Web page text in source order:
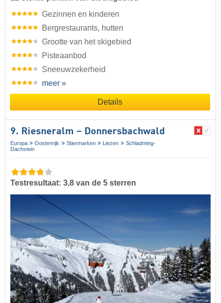
Gezinnen en kinderen
Bergrestaurants, hutten
Grootte van het skigebied
Pisteaanbod
Sneeuwzekerheid
meer »
Details
9. Riesneralm – Donnersbachwald
Europa Oostenrijk Stiermarken Liezen
Schladming-
Dachstein
Testresultaat: 3,8 van de 5 sterren